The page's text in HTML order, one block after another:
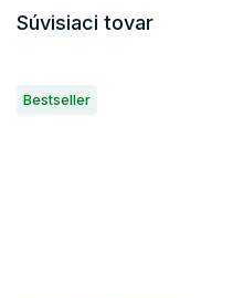
Súvisiaci tovar
Bestseller